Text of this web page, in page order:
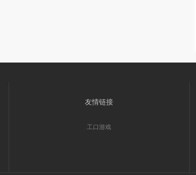
友情链接
工口游戏